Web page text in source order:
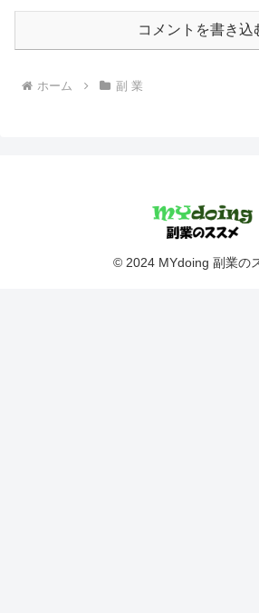
コメントを書き込
ホーム 副 業
© 2024 MYdoing 副業の